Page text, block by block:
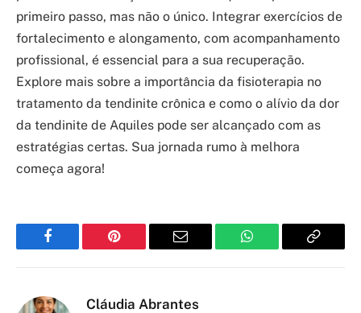
primeiro passo, mas não o único. Integrar exercícios de
fortalecimento e alongamento, com acompanhamento
profissional, é essencial para a sua recuperação.
Explore mais sobre a importância da fisioterapia no
tratamento da tendinite crônica e como o alívio da dor
da tendinite de Aquiles pode ser alcançado com as
estratégias certas. Sua jornada rumo à melhora
começa agora!
Facebook Pinterest Email WhatsApp Copy
Cláudia Abrantes